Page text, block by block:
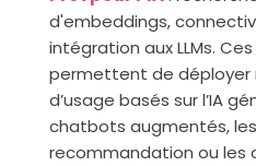
d'embeddings,
intégration aux LLMs.
permettent de déployer
d’usage basés sur l’IA
chatbots augmentés,
recommandation ou les